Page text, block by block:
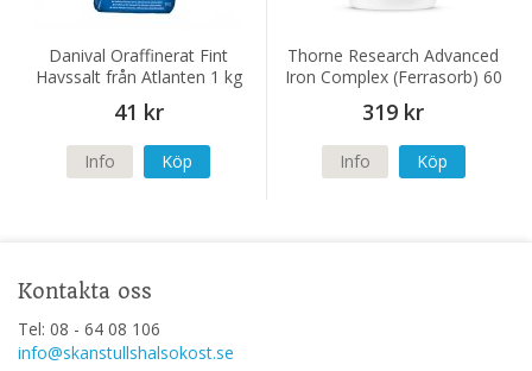
Danival Oraffinerat Fint
Havssalt från Atlanten 1 kg
41 kr
Info Köp
Thorne Research Advanced
Iron Complex (Ferrasorb) 60
kapslar
319 kr
Info Köp
Kontakta oss
Tel: 08 - 64 08 106
info@skanstullshalsokost.se